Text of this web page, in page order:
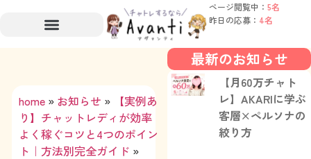
ページ閲覧中： 5名
昨日の応募： 4名
home » お知らせ »
【実例あ
り】チャットレディが効率
よく稼ぐコツと4つのポイン
ト｜方法別完全ガイド »
最新のお知らせ
【月60万チャト
レ】AKARIに学ぶ
客層×ペルソナの
絞り方